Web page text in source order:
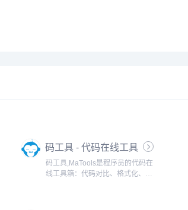
码工具 - 代码在线工具
箱
码工具,MaTools是程序员的代码在
线工具箱：代码对比、格式化、压